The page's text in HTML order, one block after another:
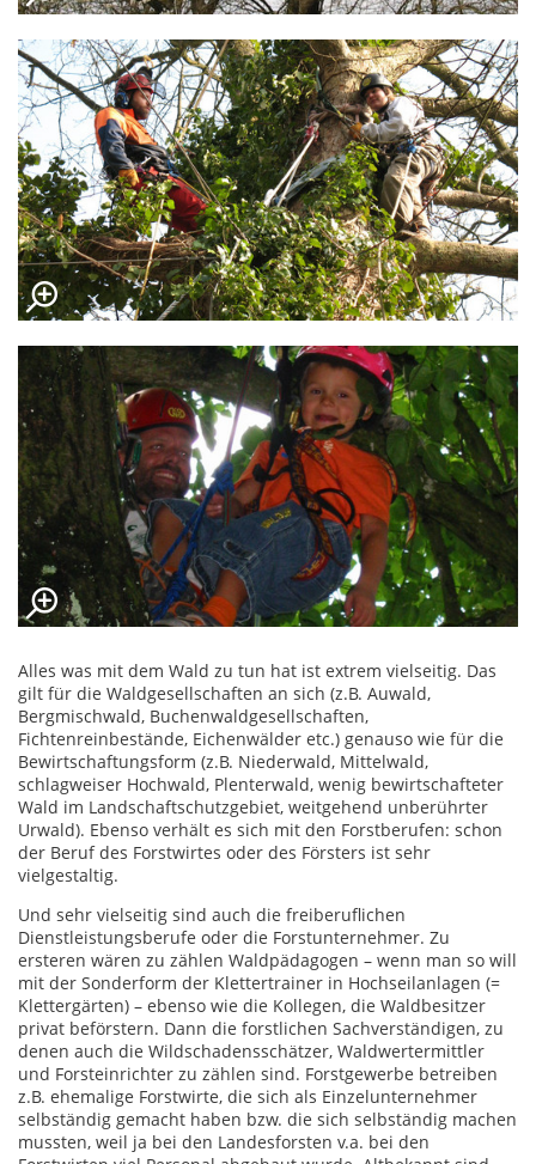
Alles was mit dem Wald zu tun hat ist extrem vielseitig. Das
gilt für die Waldgesellschaften an sich (z.B. Auwald,
Bergmischwald, Buchenwaldgesellschaften,
Fichtenreinbestände, Eichenwälder etc.) genauso wie für die
Bewirtschaftungsform (z.B. Niederwald, Mittelwald,
schlagweiser Hochwald, Plenterwald, wenig bewirtschafteter
Wald im Landschaftschutzgebiet, weitgehend unberührter
Urwald). Ebenso verhält es sich mit den Forstberufen: schon
der Beruf des Forstwirtes oder des Försters ist sehr
vielgestaltig.
Und sehr vielseitig sind auch die freiberuflichen
Dienstleistungsberufe oder die Forstunternehmer. Zu
ersteren wären zu zählen Waldpädagogen – wenn man so will
mit der Sonderform der Klettertrainer in Hochseilanlagen (=
Klettergärten) – ebenso wie die Kollegen, die Waldbesitzer
privat beförstern. Dann die forstlichen Sachverständigen, zu
denen auch die Wildschadensschätzer, Waldwertermittler
und Forsteinrichter zu zählen sind. Forstgewerbe betreiben
z.B. ehemalige Forstwirte, die sich als Einzelunternehmer
selbständig gemacht haben bzw. die sich selbständig machen
mussten, weil ja bei den Landesforsten v.a. bei den